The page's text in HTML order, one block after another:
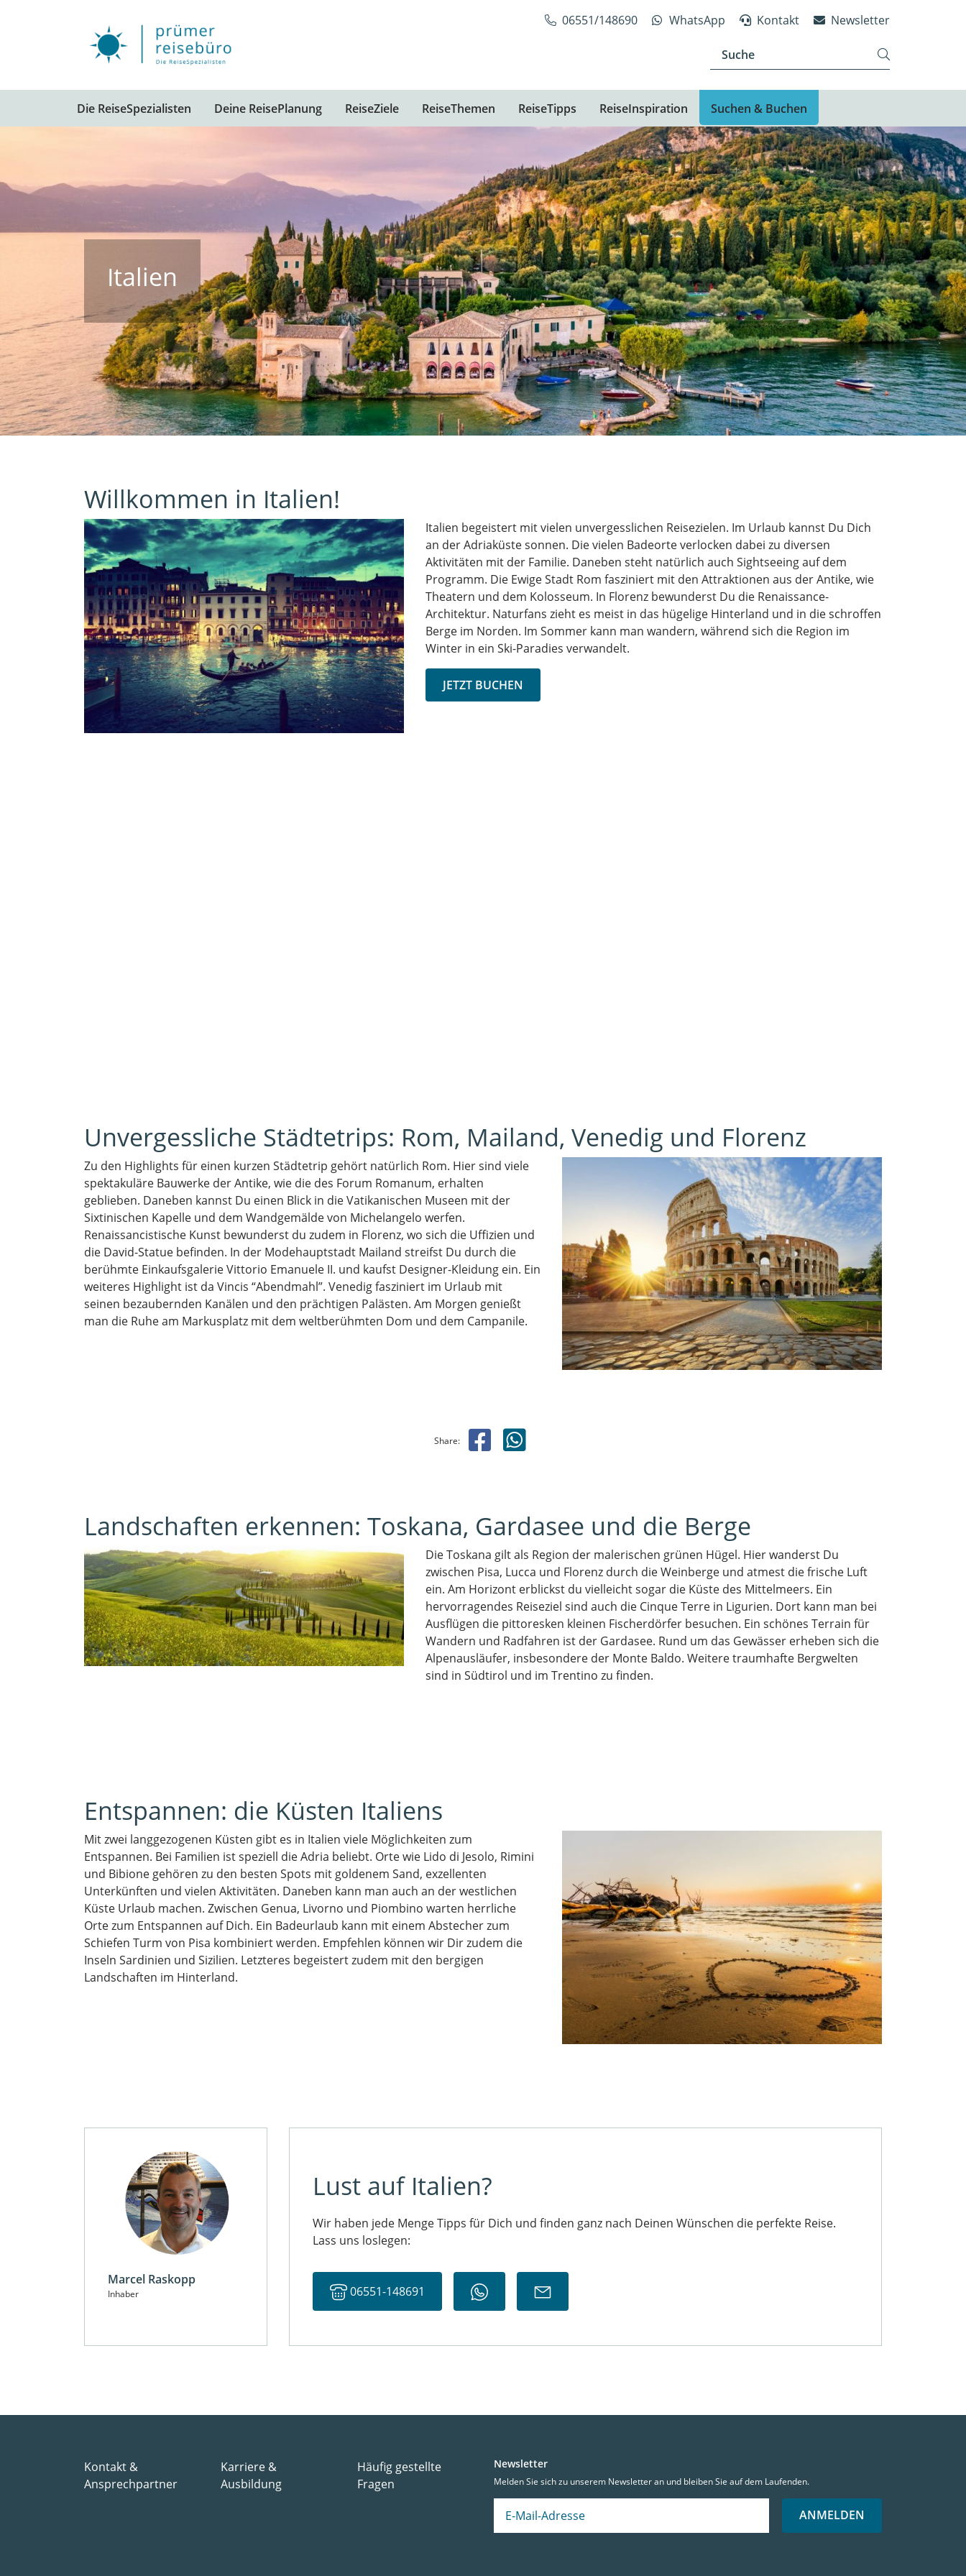
06551/148690 WhatsApp Kontakt Newsletter
Die ReiseSpezialisten Deine ReisePlanung ReiseZiele ReiseThemen ReiseTipps ReiseInspiration Suchen & Buchen
Italien
Willkommen in Italien!
Italien begeistert mit vielen unvergesslichen Reisezielen. Im Urlaub kannst Du Dich
an der Adriaküste sonnen. Die vielen Badeorte verlocken dabei zu diversen
Aktivitäten mit der Familie. Daneben steht natürlich auch Sightseeing auf dem
Programm. Die Ewige Stadt Rom fasziniert mit den Attraktionen aus der Antike, wie
Theatern und dem Kolosseum. In Florenz bewunderst Du die Renaissance-
Architektur. Naturfans zieht es meist in das hügelige Hinterland und in die schroffen
Berge im Norden. Im Sommer kann man wandern, während sich die Region im
Winter in ein Ski-Paradies verwandelt.
JETZT BUCHEN
Unvergessliche Städtetrips: Rom, Mailand, Venedig und Florenz
Zu den Highlights für einen kurzen Städtetrip gehört natürlich Rom. Hier sind viele
spektakuläre Bauwerke der Antike, wie die des Forum Romanum, erhalten
geblieben. Daneben kannst Du einen Blick in die Vatikanischen Museen mit der
Sixtinischen Kapelle und dem Wandgemälde von Michelangelo werfen.
Renaissancistische Kunst bewunderst du zudem in Florenz, wo sich die Uffizien und
die David-Statue befinden. In der Modehauptstadt Mailand streifst Du durch die
berühmte Einkaufsgalerie Vittorio Emanuele II. und kaufst Designer-Kleidung ein. Ein
weiteres Highlight ist da Vincis “Abendmahl”. Venedig fasziniert im Urlaub mit
seinen bezaubernden Kanälen und den prächtigen Palästen. Am Morgen genießt
man die Ruhe am Markusplatz mit dem weltberühmten Dom und dem Campanile.
Share:
Landschaften erkennen: Toskana, Gardasee und die Berge
Die Toskana gilt als Region der malerischen grünen Hügel. Hier wanderst Du
zwischen Pisa, Lucca und Florenz durch die Weinberge und atmest die frische Luft
ein. Am Horizont erblickst du vielleicht sogar die Küste des Mittelmeers. Ein
hervorragendes Reiseziel sind auch die Cinque Terre in Ligurien. Dort kann man bei
Ausflügen die pittoresken kleinen Fischerdörfer besuchen. Ein schönes Terrain für
Wandern und Radfahren ist der Gardasee. Rund um das Gewässer erheben sich die
Alpenausläufer, insbesondere der Monte Baldo. Weitere traumhafte Bergwelten
sind in Südtirol und im Trentino zu finden.
Entspannen: die Küsten Italiens
Mit zwei langgezogenen Küsten gibt es in Italien viele Möglichkeiten zum
Entspannen. Bei Familien ist speziell die Adria beliebt. Orte wie Lido di Jesolo, Rimini
und Bibione gehören zu den besten Spots mit goldenem Sand, exzellenten
Unterkünften und vielen Aktivitäten. Daneben kann man auch an der westlichen
Küste Urlaub machen. Zwischen Genua, Livorno und Piombino warten herrliche
Orte zum Entspannen auf Dich. Ein Badeurlaub kann mit einem Abstecher zum
Schiefen Turm von Pisa kombiniert werden. Empfehlen können wir Dir zudem die
Inseln Sardinien und Sizilien. Letzteres begeistert zudem mit den bergigen
Landschaften im Hinterland.
Marcel Raskopp
Inhaber
Lust auf Italien?
Wir haben jede Menge Tipps für Dich und finden ganz nach Deinen Wünschen die perfekte Reise.
Lass uns loslegen:
06551-148691
Kontakt &
Ansprechpartner
Karriere &
Ausbildung
Häufig gestellte
Fragen
Newsletter
Melden Sie sich zu unserem Newsletter an und bleiben Sie auf dem Laufenden.
ANMELDEN